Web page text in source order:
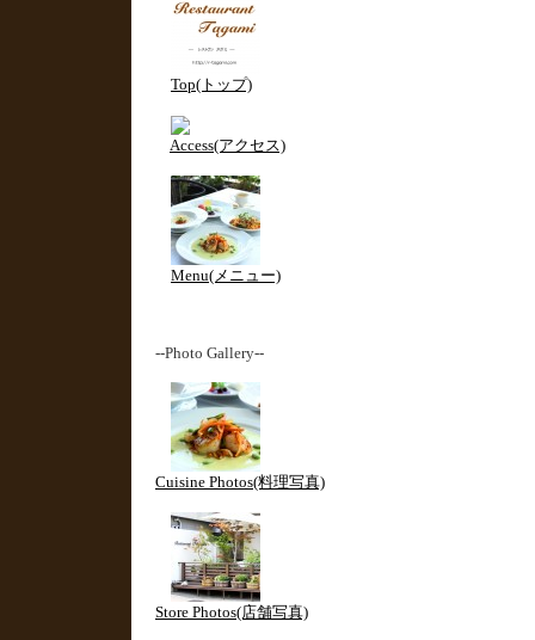
Top(トップ)
Access(アクセス)
Menu(メニュー)
--Photo Gallery--
Cuisine Photos(料理写真)
Store Photos(店舗写真)